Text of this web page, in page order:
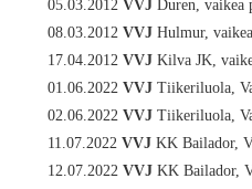
05.03.2012 VVJDuren, vaikea
08.03.2012 VVJHulmur,
17.04.2012 VVJKilva JK,
01.06.2022 VVJTiikeriluola,
02.06.2022 VVJTiikeriluola,
11.07.2022 VVJKK Bailador,
12.07.2022 VVJKK Bailador,